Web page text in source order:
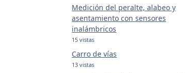
Medición del peralte, alabeo y
asentamiento con sensores
inalámbricos
15 vistas
Carro de vías
13 vistas